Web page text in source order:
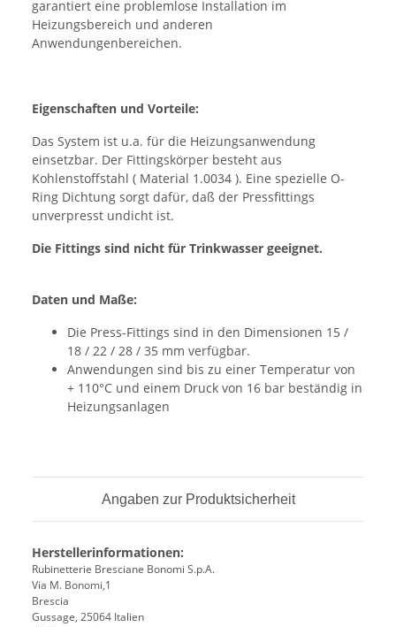
garantiert eine problemlose Installation im
Heizungsbereich und anderen
Anwendungenbereichen.
Eigenschaften und Vorteile:
Das System ist u.a. für die Heizungsanwendung
einsetzbar. Der Fittingskörper besteht aus
Kohlenstoffstahl ( Material 1.0034 ). Eine spezielle O-
Ring Dichtung sorgt dafür, daß der Pressfittings
unverpresst undicht ist.
Die Fittings sind nicht für Trinkwasser geeignet.
Daten und Maße:
Die Press-Fittings sind in den Dimensionen 15 /
18 / 22 / 28 / 35 mm verfügbar.
Anwendungen sind bis zu einer Temperatur von
+ 110°C und einem Druck von 16 bar beständig in
Heizungsanlagen
Angaben zur Produktsicherheit
Herstellerinformationen:
Rubinetterie Bresciane Bonomi S.p.A.
Via M. Bonomi,1
Brescia
Gussage, 25064 Italien